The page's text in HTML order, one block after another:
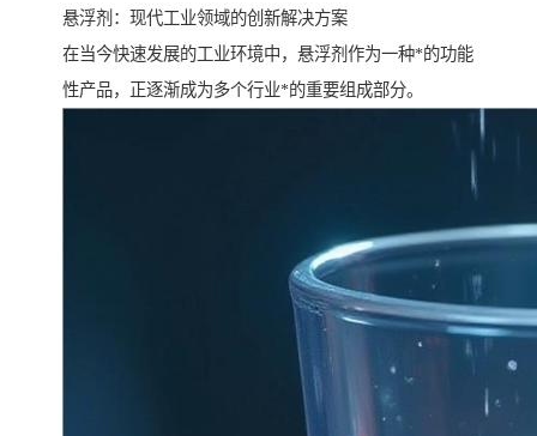
悬浮剂：现代工业领域的创新解决方案
在当今快速发展的工业环境中，悬浮剂作为一种*的功能
性产品，正逐渐成为多个行业*的重要组成部分。